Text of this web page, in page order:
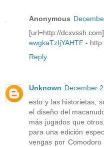
Anonymous
[url=http://
ewgkaTzIjYAHTF -
Reply
Unknown December
esto y las historietas,
el diseño del
más jugados que
para una edición
vengas por